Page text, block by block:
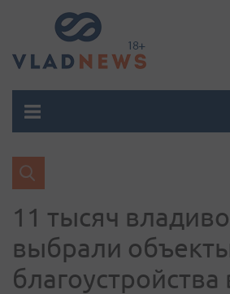
11 тысяч
выбрали
благоустройства